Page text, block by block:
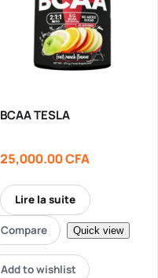
BCAA TESLA
25,000.00CFA
Lire la suite
Compare Quick view
Add to wishlist